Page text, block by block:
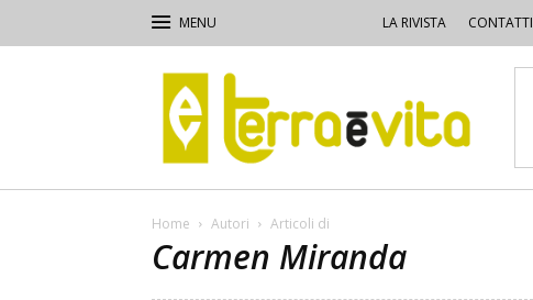
LA RIVISTA CONTATTI
Terra
e
Vita
Home Autori Articoli di
Carmen Miranda